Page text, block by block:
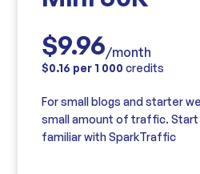
$9.96/month
$0.16 per 1 000 credits
For small blogs and starter
small amount of traffic.
familiar with SparkTraffic